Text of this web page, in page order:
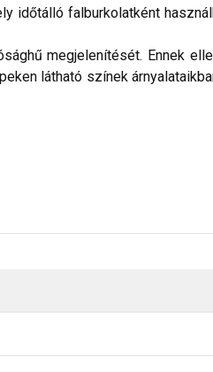
időtálló falburkolatként
megjelenítését. Ennek
látható színek